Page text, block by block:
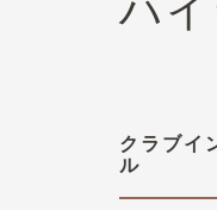
ハイ
クラブイ
ル